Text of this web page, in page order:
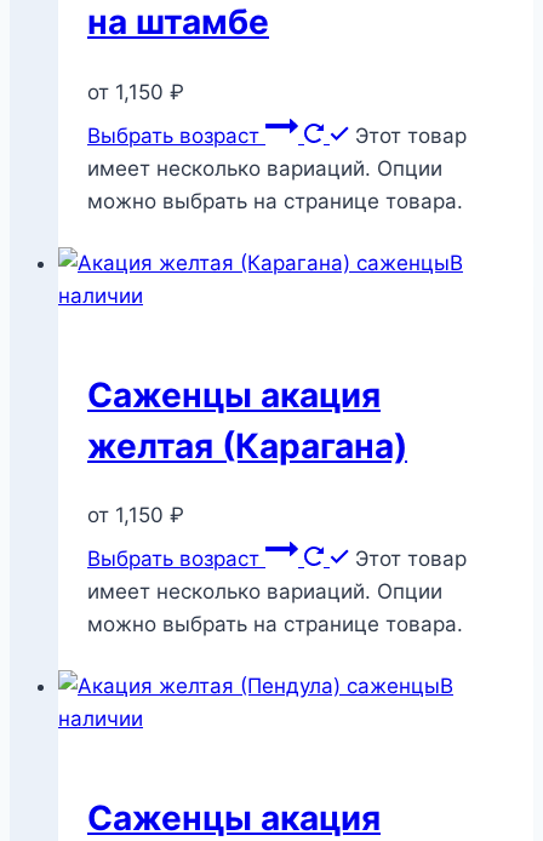
на штамбе
от 1,150 ₽
Выбрать возраст
Этот товар
имеет несколько вариаций. Опции
можно выбрать на странице товара.
В
наличии
Саженцы акация
желтая (Карагана)
от 1,150 ₽
Выбрать возраст
Этот товар
имеет несколько вариаций. Опции
можно выбрать на странице товара.
В
наличии
Саженцы акация